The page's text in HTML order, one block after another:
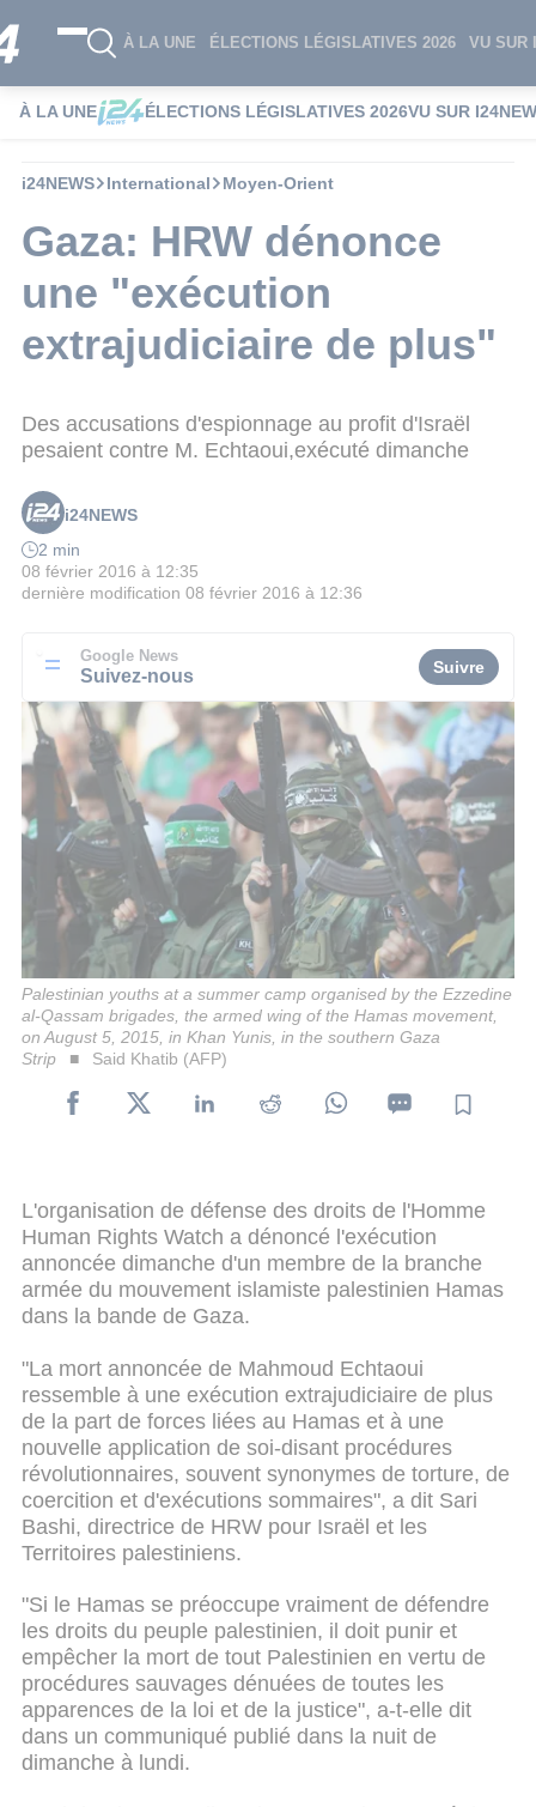
À LA UNE ÉLECTIONS LÉGISLATIVES 2026 VU SUR
À LA UNE ÉLECTIONS LÉGISLATIVES 2026VU SUR
i24NEWS International Moyen-Orient
Gaza: HRW dénonce
une "exécution
extrajudiciaire de plus"
Des accusations d'espionnage au profit d'Israël
pesaient contre M. Echtaoui,exécuté dimanche
i24NEWS
2 min
08 février 2016 à 12:35
dernière modification 08 février 2016 à 12:36
Google News
Suivez-nous Suivre
Palestinian youths at a summer camp organised by the Ezzedine
al-Qassam brigades, the armed wing of the Hamas movement,
on August 5, 2015, in Khan Yunis, in the southern Gaza
Strip
Said Khatib (AFP)
L'organisation de défense des droits de l'Homme
Human Rights Watch a dénoncé l'exécution
annoncée dimanche d'un membre de la branche
armée du mouvement islamiste palestinien Hamas
dans la bande de Gaza.
"La mort annoncée de Mahmoud Echtaoui
ressemble à une exécution extrajudiciaire de plus
de la part de forces liées au Hamas et à une
nouvelle application de soi-disant procédures
révolutionnaires, souvent synonymes de torture, de
coercition et d'exécutions sommaires", a dit Sari
Bashi, directrice de HRW pour Israël et les
Territoires palestiniens.
"Si le Hamas se préoccupe vraiment de défendre
les droits du peuple palestinien, il doit punir et
empêcher la mort de tout Palestinien en vertu de
procédures sauvages dénuées de toutes les
apparences de la loi et de la justice", a-t-elle dit
dans un communiqué publié dans la nuit de
dimanche à lundi.